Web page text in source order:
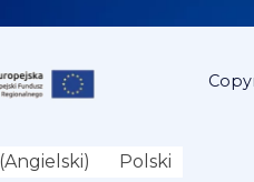
(Angielski) Polski